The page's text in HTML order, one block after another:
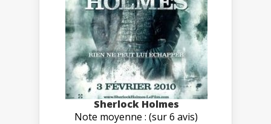
Sherlock Holmes
Note moyenne : (sur 6 avis)